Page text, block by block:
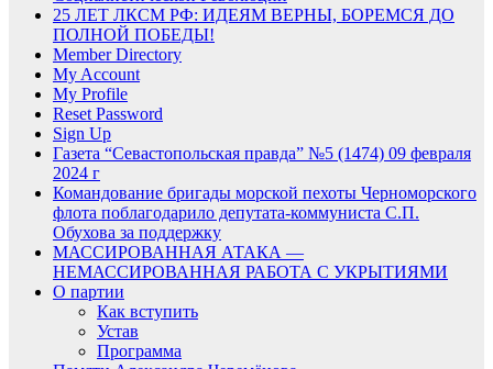
25 ЛЕТ ЛКСМ РФ: ИДЕЯМ ВЕРНЫ, БОРЕМСЯ ДО
ПОЛНОЙ ПОБЕДЫ!
Member Directory
My Account
My Profile
Reset Password
Sign Up
Газета “Севастопольская правда” №5 (1474) 09 февраля
2024 г
Командование бригады морской пехоты Черноморского
флота поблагодарило депутата-коммуниста С.П.
Обухова за поддержку
МАССИРОВАННАЯ АТАКА —
НЕМАССИРОВАННАЯ РАБОТА С УКРЫТИЯМИ
О партии
Как вступить
Устав
Программа